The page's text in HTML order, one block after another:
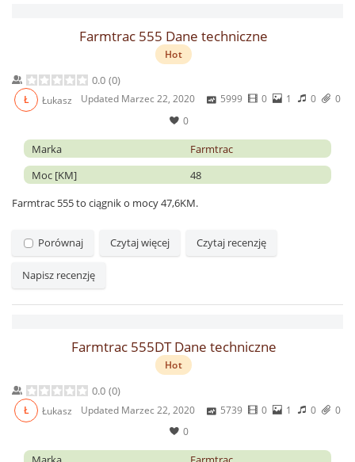
Farmtrac 555 Dane techniczne
Hot
0.0 (0)
Ł Łukasz Updated Marzec 22, 2020 5999 0 1 0
0
0
Marka
Farmtrac
Moc [KM]
48
Farmtrac 555 to ciągnik o mocy 47,6KM.
Porównaj Czytaj więcej Czytaj recenzję
Napisz recenzję
Farmtrac 555DT Dane techniczne
Hot
0.0 (0)
Ł Łukasz Updated Marzec 22, 2020 5739 0 1 0
0
0